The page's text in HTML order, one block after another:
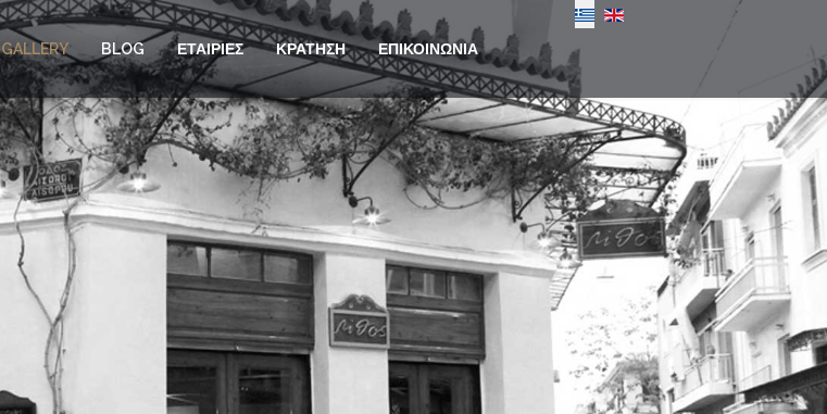
GALLERY BLOG ΕΤΑΙΡΙΕΣ ΚΡΑΤΗΣΗ ΕΠΙΚΟΙΝΩΝΙΑ
Επιλέξτε τη γλώσσα σας